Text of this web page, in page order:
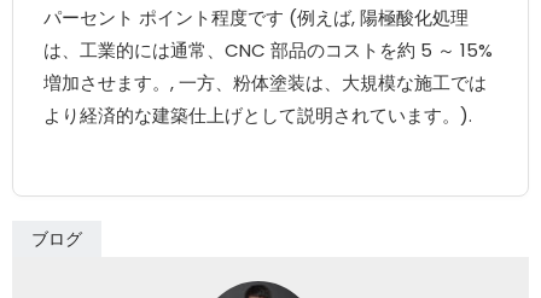
パーセント ポイント程度です (例えば, 陽極酸化処理
は、工業的には通常、CNC 部品のコストを約 5 ～ 15%
増加させます。, 一方、粉体塗装は、大規模な施工では
より経済的な建築仕上げとして説明されています。).
ブログ